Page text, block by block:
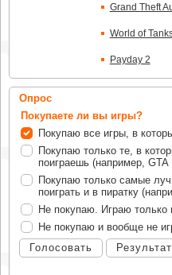
Grand Theft
World of
Payday 2
Опрос
Покупаете ли вы игры?
Покупаю все игры, в
Покупаю только те, в
поиграешь (например,
Покупаю только самые
поиграть и в пиратку
Не покупаю. Играю только
Не покупаю и вообще не
Голосовать